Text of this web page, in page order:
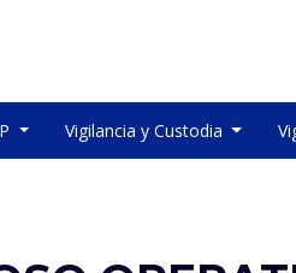
Vigilancia y Custodia